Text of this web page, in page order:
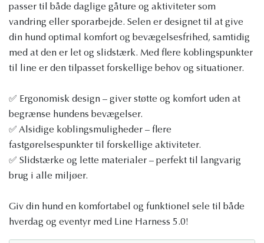
passer til både daglige gåture og aktiviteter som
vandring eller sporarbejde. Selen er designet til at give
din hund optimal komfort og bevægelsesfrihed, samtidig
med at den er let og slidstærk. Med flere koblingspunkter
til line er den tilpasset forskellige behov og situationer.
✅ Ergonomisk design – giver støtte og komfort uden at
begrænse hundens bevægelser.
✅ Alsidige koblingsmuligheder – flere
fastgørelsespunkter til forskellige aktiviteter.
✅ Slidstærke og lette materialer – perfekt til langvarig
brug i alle miljøer.
Giv din hund en komfortabel og funktionel sele til både
hverdag og eventyr med Line Harness 5.0!